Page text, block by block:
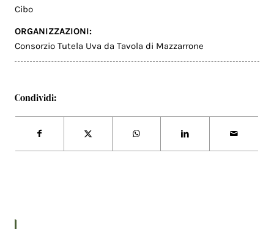
Cibo
ORGANIZZAZIONI:
Consorzio Tutela Uva da Tavola di Mazzarrone
Condividi: